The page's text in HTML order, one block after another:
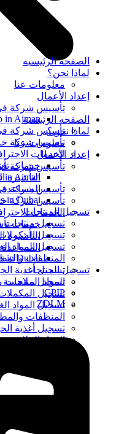
الصفحه الرئيسيه
لماذا نحن؟
معلومات عنا
إعداد الأعمال
تأسيس شركة في
in Ajman
تأسيس شركة
تأسيس شركة
الخدمات
خدمات
التأشيرة
in Dubai
تسجيل المنتجات
تسجيل منتجات
تسجيل
تسجيل المواد
المنظفات
تسجيل أغذية
المواد الملامسة
الصفحه الرئيسيه
لماذا نحن؟
معلومات عنا
إعداد الأعمال
تأسيس شركة في
in Ajman
تأسيس شركة
تأسيس شركة
الخدمات
خدمات
التأشيرة
in Dubai
تسجيل المنتجات
تسجيل منتجات
تسجيل
تسجيل المواد
المنظفات
تسجيل أغذية
المواد الملامسة
CPIP
ZDLM